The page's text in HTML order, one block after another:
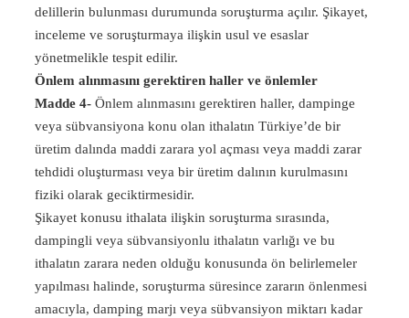
delillerin bulunması durumunda soruşturma açılır. Şikayet,
inceleme ve soruşturmaya ilişkin usul ve esaslar
yönetmelikle tespit edilir.
Önlem alınmasını gerektiren haller ve önlemler
Madde 4- Önlem alınmasını gerektiren haller, dampinge
veya sübvansiyona konu olan ithalatın Türkiye’de bir
üretim dalında maddi zarara yol açması veya maddi zarar
tehdidi oluşturması veya bir üretim dalının kurulmasını
fiziki olarak geciktirmesidir.
Şikayet konusu ithalata ilişkin soruşturma sırasında,
dampingli veya sübvansiyonlu ithalatın varlığı ve bu
ithalatın zarara neden olduğu konusunda ön belirlemeler
yapılması halinde, soruşturma süresince zararın önlenmesi
amacıyla, damping marjı veya sübvansiyon miktarı kadar